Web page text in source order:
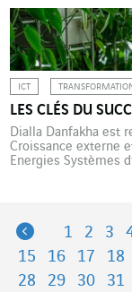
Emmanuel Macron,
prochaines années
ICT
LES CLÉS DU
Dialla Danfakha est
Croissance externe
Energies Systèmes
Previous
1 2 3
15
16 17 18
28
29 30 31